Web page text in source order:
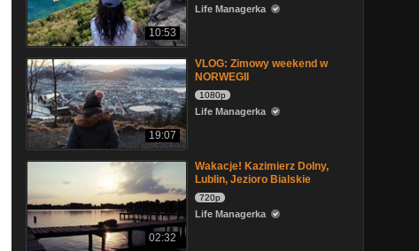
10:53
Life Managerka
19:07
VLOG: Zimowy weekend w
NORWEGII
1080p
Life Managerka
02:32
Wakacje! Kazimierz Dolny,
Lublin, Jezioro Bialskie
720p
Life Managerka